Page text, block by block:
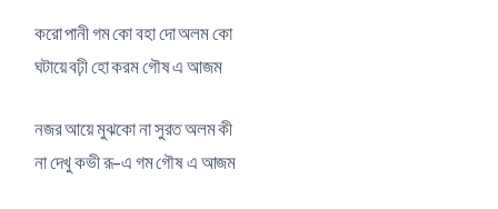
করো পানী গম কো বহা দো অলম কো
ঘটায়ে বঢ়ী হো করম গৌষ এ আজম
নজর আয়ে মুঝকো না সুরত অলম কী
না দেখু কভী রূ-এ গম গৌষ এ আজম